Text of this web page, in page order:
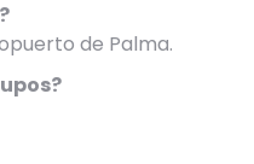
de Palma.